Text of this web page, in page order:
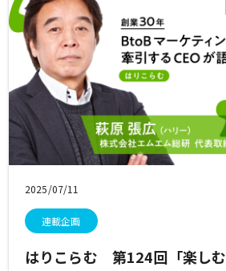
2025/07/11
連載企画
はりこらむ 第124回「楽しむ